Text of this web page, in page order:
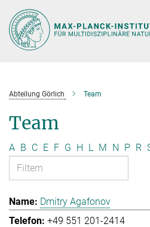
Hauptinhalt
Abteilung Görlich Team
Team
A B C E F G H L M N P R
Dmitry Agafonov
+49 551 201-2414